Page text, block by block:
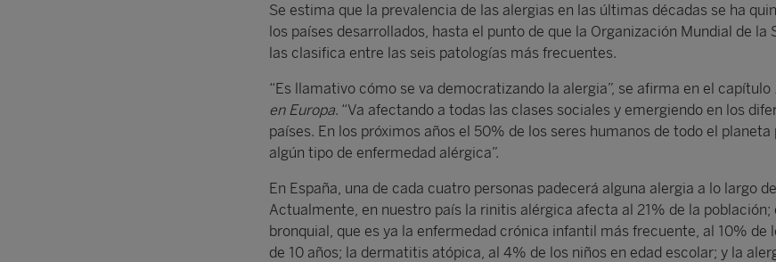
Se estima que la prevalencia de las alergias en las últimas décadas se ha
los países desarrollados, hasta el punto de que la Organización Mundial de la
las clasifica entre las seis patologías más frecuentes.
“Es llamativo cómo se va democratizando la alergia”, se afirma en el capítulo
en Europa. “Va afectando a todas las clases sociales y emergiendo en los
países. En los próximos años el 50% de los seres humanos de todo el planeta
algún tipo de enfermedad alérgica”.
En España, una de cada cuatro personas padecerá alguna alergia a lo largo
Actualmente, en nuestro país la rinitis alérgica afecta al 21% de la población;
bronquial, que es ya la enfermedad crónica infantil más frecuente, al 10% de
de 10 años; la dermatitis atópica, al 4% de los niños en edad escolar; y la